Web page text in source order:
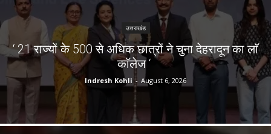
उत्तराखंड
‘ 21 राज्यों के 500 से अधिक छात्रों ने चुना देहरादून का लाॅ
काॅलेज ‘
Indresh Kohli - August 6, 2026